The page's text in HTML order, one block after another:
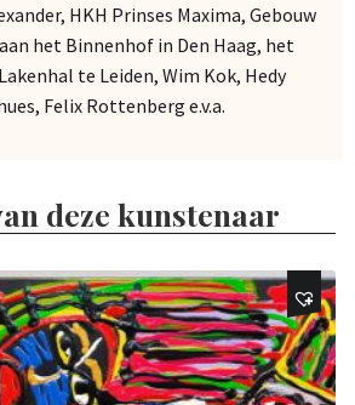
HKH Prinses Maxima, Gebouw
het Binnenhof in Den Haag, het
te Leiden, Wim Kok, Hedy
Felix Rottenberg e.v.a.
deze kunstenaar